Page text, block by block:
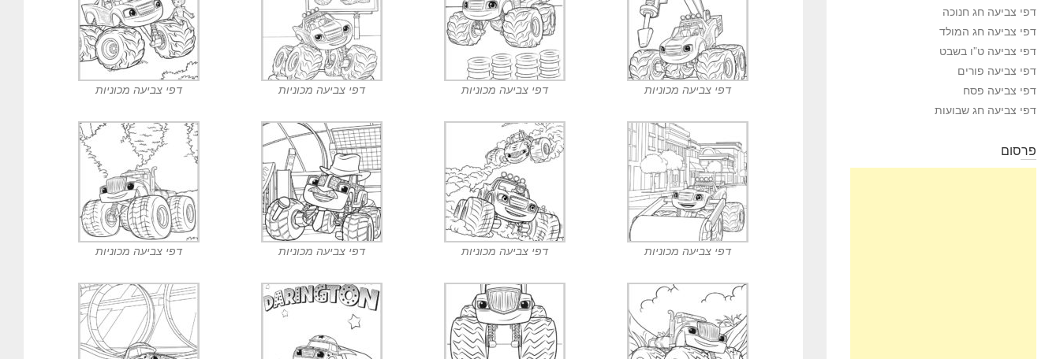
דפי צביעה מכוניות דפי צביעה מכוניות דפי צביעה מכוניות דפי צביעה מכוניות
דפי צביעה מכוניות דפי צביעה מכוניות דפי צביעה מכוניות דפי צביעה מכוניות
דפי צביעה חג חנוכה
דפי צביעה חג המולד
דפי צביעה ט”ו בשבט
דפי צביעה פורים
דפי צביעה פסח
דפי צביעה חג שבועות
פרסום